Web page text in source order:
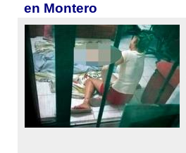
en Montero